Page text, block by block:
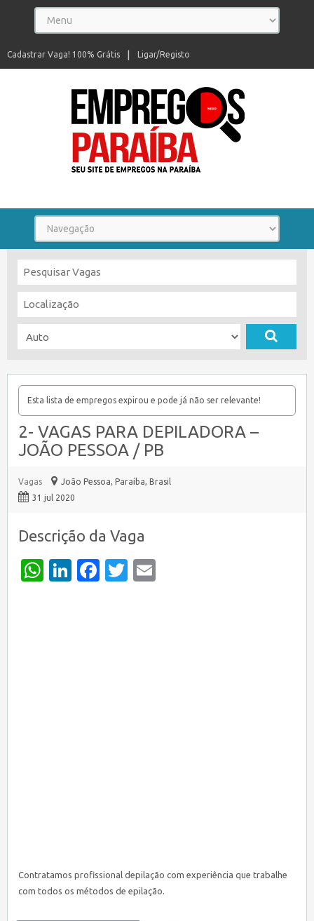
Ligar/Registo
Cadastrar Vaga! 100% Grátis
Esta lista de empregos expirou e pode já não ser relevante!
2- VAGAS PARA DEPILADORA –
JOÃO PESSOA / PB
Vagas João Pessoa, Paraíba, Brasil
31 jul 2020
Descrição da Vaga
WhatsApp
LinkedIn
Facebook
Twitter
Contratamos profissional depilação com experiência que trabalhe
com todos os métodos de epilação.